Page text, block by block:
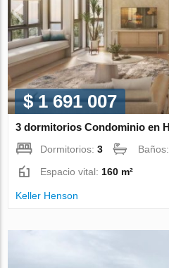
$ 1 691 007
3 dormitorios Condominio en
Dormitorios:3
Espacio vital: 160 m²
Keller Henson